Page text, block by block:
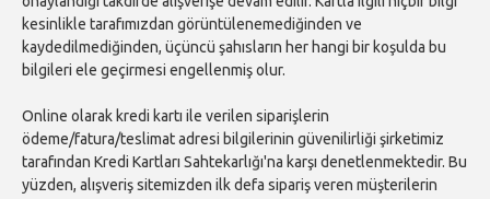
kesinlikle tarafımızdan görüntülenemediğinden ve
kaydedilmediğinden, üçüncü şahısların her hangi bir koşulda bu
bilgileri ele geçirmesi engellenmiş olur.
Online olarak kredi kartı ile verilen siparişlerin
ödeme/fatura/teslimat adresi bilgilerinin güvenilirliği şirketimiz
tarafından Kredi Kartları Sahtekarlığı'na karşı denetlenmektedir. Bu
yüzden, alışveriş sitemizden ilk defa sipariş veren müşterilerin